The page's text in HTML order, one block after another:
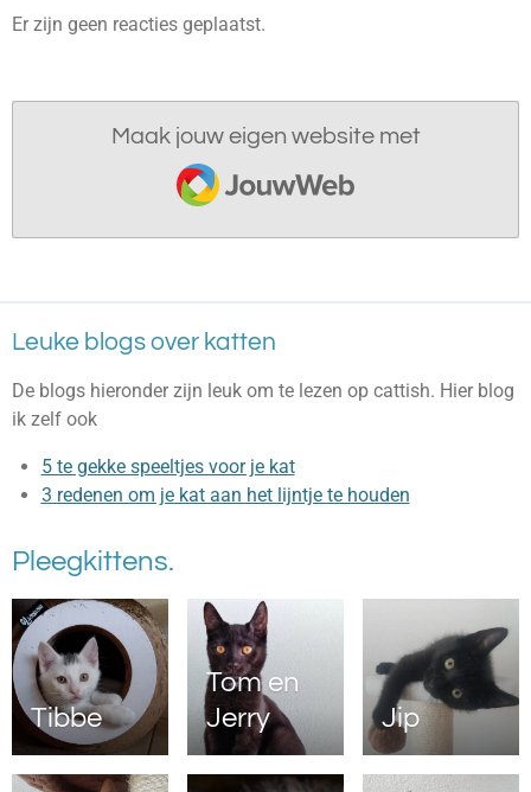
Er zijn geen reacties geplaatst.
Maak jouw eigen website met
JouwWeb
Leuke blogs over katten
De blogs hieronder zijn leuk om te lezen op cattish. Hier blog
ik zelf ook
5 te gekke speeltjes voor je kat
3 redenen om je kat aan het lijntje te houden
Pleegkittens.
Tibbe
Tom en
Jerry
Jip